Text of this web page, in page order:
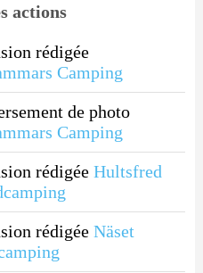
actions
rédigée
Camping
de photo
Camping
rédigée Hultsfred
rédigée Näset